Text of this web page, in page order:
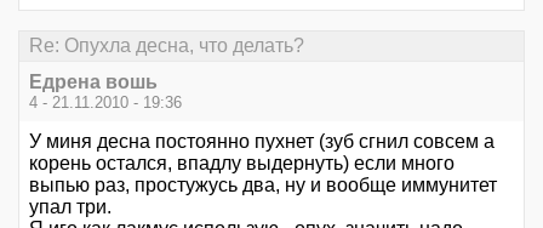
Re: Опухла десна, что делать?
Едрена вошь
4 - 21.11.2010 - 19:36
У миня десна постоянно пухнет (зуб сгнил совсем а
корень остался, впадлу выдернуть) если много
выпью раз, простужусь два, ну и вообще иммунитет
упал три.